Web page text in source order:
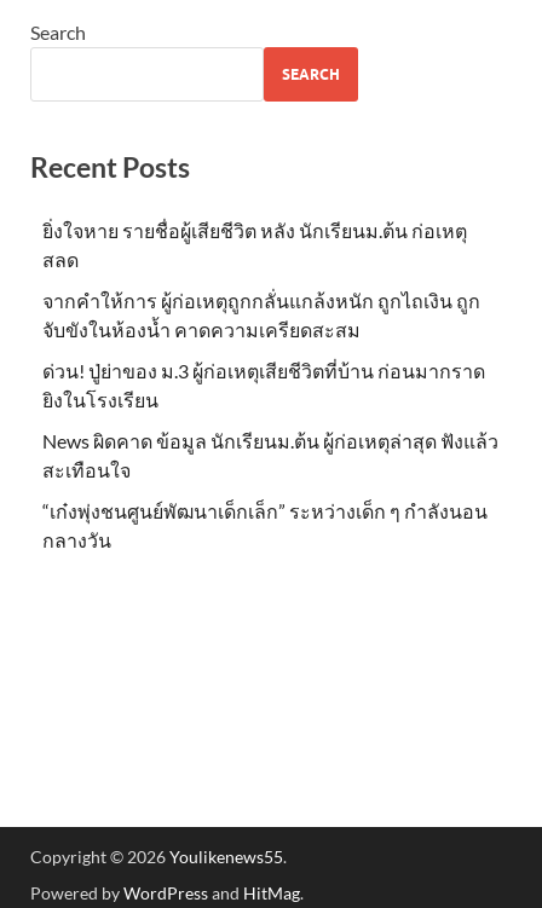
Search
SEARCH
Recent Posts
ยิ่งใจหาย รายชื่อผู้เสียชีวิต หลัง นักเรียนม.ต้น ก่อเหตุ
สลด
จากคำให้การ ผู้ก่อเหตุถูกกลั่นแกล้งหนัก ถูกไถเงิน ถูก
จับขังในห้องน้ำ คาดความเครียดสะสม
ด่วน! ปู่ย่าของ ม.3 ผู้ก่อเหตุเสียชีวิตที่บ้าน ก่อนมากราด
ยิงในโรงเรียน
News ผิดคาด ข้อมูล นักเรียนม.ต้น ผู้ก่อเหตุล่าสุด ฟังแล้ว
สะเทือนใจ
“เก๋งพุ่งชนศูนย์พัฒนาเด็กเล็ก” ระหว่างเด็ก ๆ กำลังนอน
กลางวัน
Copyright © 2026Youlikenews55.
Powered byWordPressand HitMag.